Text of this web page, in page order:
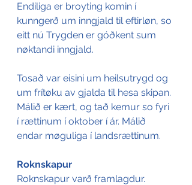
Endiliga er broyting komin í
kunngerð um inngjald til eftirløn, so
eitt nú Trygden er góðkent sum
nøktandi inngjald.
Tosað var eisini um heilsutrygd og
um frítøku av gjalda til hesa skipan.
Málið er kært, og tað kemur so fyri
í rættinum í oktober í ár. Málið
endar møguliga í landsrættinum.
Roknskapur
Roknskapur varð framlagdur.